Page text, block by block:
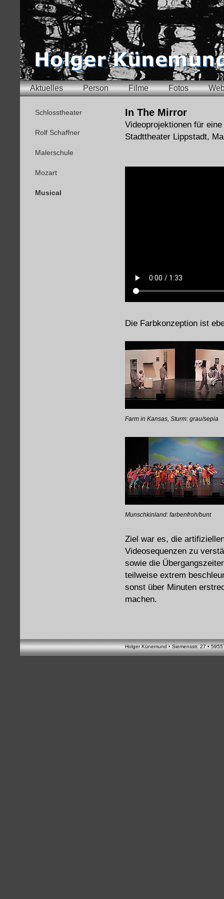
Aktuelles Person Filme Fotos
Schlosstheater
Rolf Schaffner
Malerschule
Mozart
Musical
In The Mirror
Videoprojektionen für
Stadttheater Lippstadt,
Die Farbkonzeption ist
Farm in Kansas, Sturm: grau/sepia
Munschkinland: farbenfroh/bunt
Ziel war es, die
Videosequenzen zu
sowie die
teilweise extrem
sonst über Minuten
machen.
Holger Künemund • Siemensstr. 27 •